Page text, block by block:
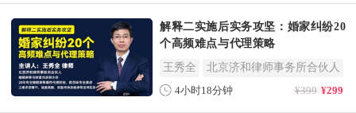
解释二实施后实务攻坚：婚家纠纷20
个高频难点与代理策略
王秀全 北京济和律师事务所合伙人
4小时18分钟 ¥399 ¥299